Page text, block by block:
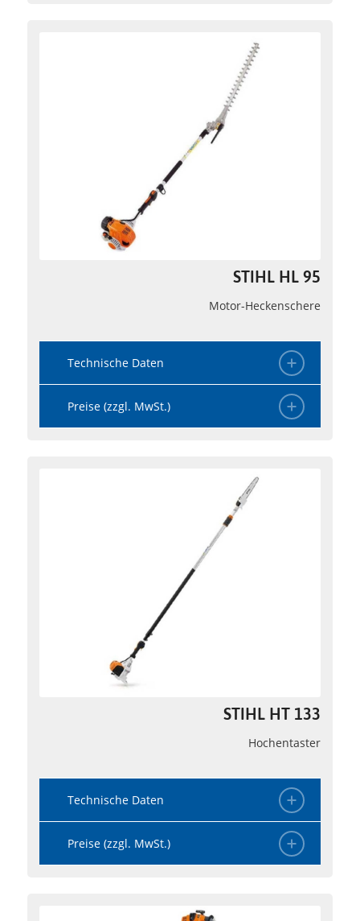
STIHL HL 95
Motor-Heckenschere
Technische Daten
Preise (zzgl. MwSt.)
STIHL HT 133
Hochentaster
Technische Daten
Preise (zzgl. MwSt.)